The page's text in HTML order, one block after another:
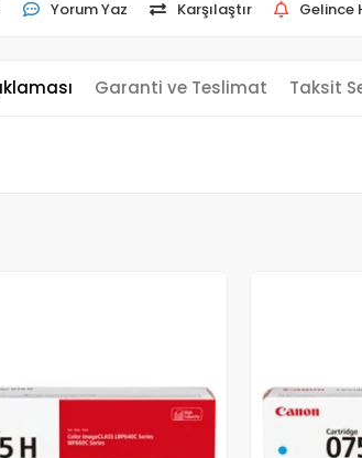
Yorum Yaz Karşılaştır Gelince
Garanti ve Teslimat Taksit